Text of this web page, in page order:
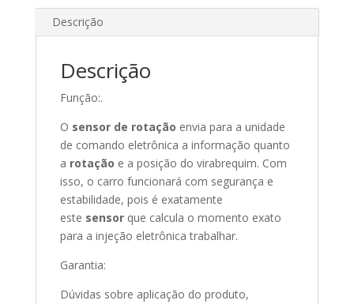
Descrição
Descrição
Função:.
O sensor de rotação envia para a unidade
de comando eletrônica a informação quanto
a rotação e a posição do virabrequim. Com
isso, o carro funcionará com segurança e
estabilidade, pois é exatamente
este sensorque calcula o momento exato
para a injeção eletrônica trabalhar.
Garantia:
Dúvidas sobre aplicação do produto,